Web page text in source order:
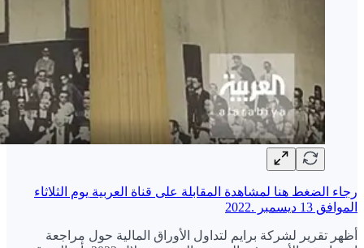
رجاء الضغط هنا لمشاهدة المقابلة على قناة العربية يوم الثلاثاء
الموافق 13 ديسمبر .2022
أظهر تقرير لشركة برايم لتداول الأوراق المالية حول مراجعة